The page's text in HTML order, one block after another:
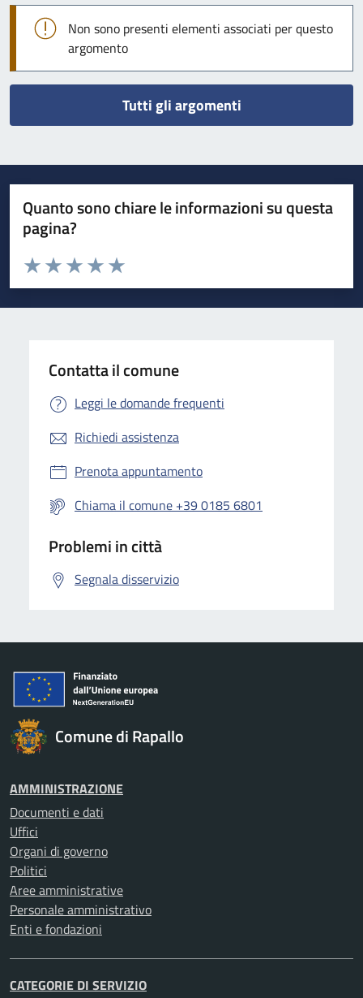
Non sono presenti elementi associati per questo
argomento
Tutti gli argomenti
Quanto sono chiare le informazioni su questa
pagina?
Valuta da 1 a 5 stelle la pagina
Valuta 5 stelle su 5
Valuta 4 stelle su 5
Valuta 3 stelle su 5
Valuta 2 stelle su 5
Valuta 1 stelle su 5
Contatta il comune
Leggi le domande frequenti
Richiedi assistenza
Prenota appuntamento
Chiama il comune +39 0185 6801
Problemi in città
Segnala disservizio
Comune di Rapallo
AMMINISTRAZIONE
Documenti e dati
Uffici
Organi di governo
Politici
Aree amministrative
Personale amministrativo
Enti e fondazioni
CATEGORIE DI SERVIZIO